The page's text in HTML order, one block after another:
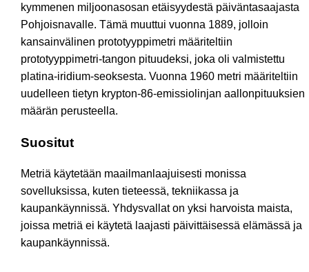
kymmenen miljoonasosan etäisyydestä päiväntasaajasta
Pohjoisnavalle. Tämä muuttui vuonna 1889, jolloin
kansainvälinen prototyyppimetri määriteltiin
prototyyppimetri-tangon pituudeksi, joka oli valmistettu
platina-iridium-seoksesta. Vuonna 1960 metri määriteltiin
uudelleen tietyn krypton-86-emissiolinjan aallonpituuksien
määrän perusteella.
Suositut
Metriä käytetään maailmanlaajuisesti monissa
sovelluksissa, kuten tieteessä, tekniikassa ja
kaupankäynnissä. Yhdysvallat on yksi harvoista maista,
joissa metriä ei käytetä laajasti päivittäisessä elämässä ja
kaupankäynnissä.